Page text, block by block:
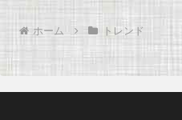
ホーム トレンド